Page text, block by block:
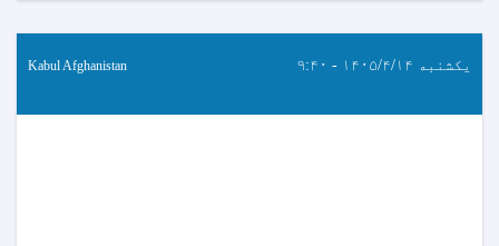
یکشنبه ۱۴۰۵/۴/۱۴ - ۹:۴۰ Kabul Afghanistan